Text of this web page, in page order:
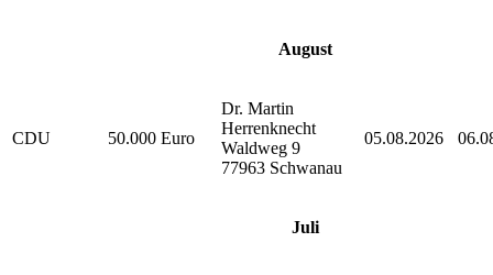
August
CDU 50.000 Euro
Dr. Martin
Herrenknecht
Waldweg 9
77963 Schwanau
05.08.2026
Juli